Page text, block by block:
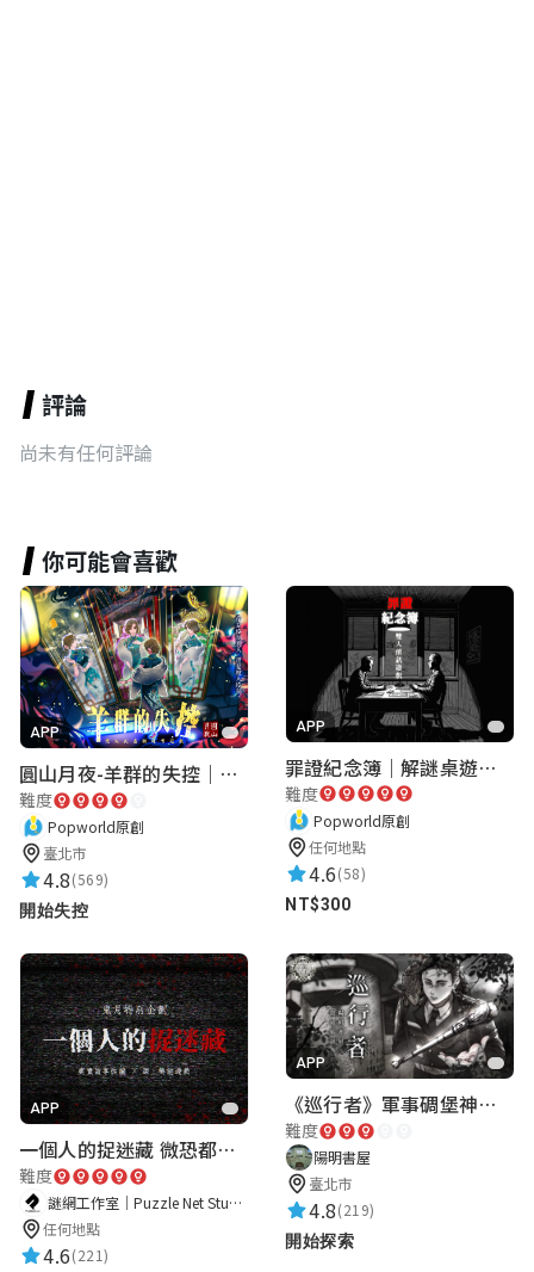
評論
尚未有任何評論
你可能會喜歡
APP
圓山月夜-羊群的失控｜圓山飯店 ARG實境解謎遊戲
難度
Popworld原創
臺北市
4.8(569)
開始失控
APP
罪證紀念簿｜解謎桌遊｜警匪偵訊｜室內遊戲
難度
Popworld原創
任何地點
4.6(58)
NT$300
APP
一個人的捉迷藏 微恐都市傳說
難度
謎網工作室｜Puzzle Net Studio
任何地點
4.6(221)
APP
《巡行者》軍事碉堡神秘探索｜陽明書屋實境遊戲
難度
陽明書屋
臺北市
4.8(219)
開始探索